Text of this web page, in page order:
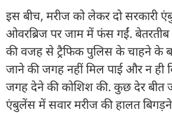
इस बीच, मरीज को लेकर दो सरकारी
ओवरब्रिज पर जाम में फंस गईं.
की वजह से ट्रैफिक पुलिस के चाहने के
जाने की जगह नहीं मिल पाई और न ही
जगह देने की कोशिश की. कुछ देर बीत
एंबुलेंस में सवार मरीज की हालत